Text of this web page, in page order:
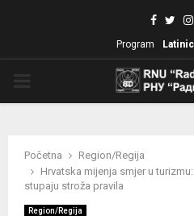
Program
Početna
Region/Regija
Hrvatska mijenja smjer u
stupaju stroža pravila
Region/Regija